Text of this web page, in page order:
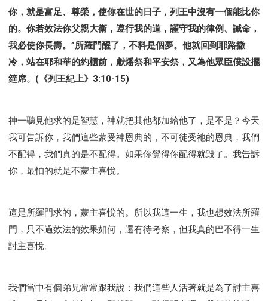
你，就是富足、尊榮，使你在世的日子，列王中沒有一個能比你
的。你若效法你父親大衛，遵行我的道，謹守我的律例、誡命，
我必使你長壽。”所羅門醒了，不料是個夢。他就回到耶路撒
冷，站在耶和華的約櫃前，獻燔祭和平安祭，又為他眾臣僕設擺
筵席。(《列王紀上》3:10-15)
神一聽見他求的是智慧，神就把其他都加給他了，是不是？今天
我可告訴你，我們這些蒙受神恩典的，不可徒受祂的恩典，我們
不配得，我們真的是不配得。如果你覺得你配得就毀了。我告訴
你，最怕的就是不蒙主喜悅。
這是所羅門求的，蒙主喜悅的。所以我這一生，我也想效法所羅
門，只不過效法的效果如何，還有待考察，但我真的巴不得一生
討主喜悅。
我們當中有個弟兄常常跟我說：我們這些人活著就是為了討主喜